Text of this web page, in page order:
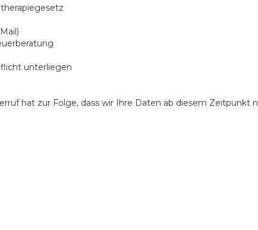
unterliegen
hat zur Folge, dass wir Ihre Daten ab diesem